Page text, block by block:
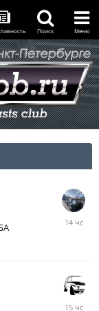
Поиск Меню
14
15